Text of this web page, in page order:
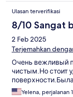
Ulasan terverifikasi
8/10 Sangat
2 Feb 2025
Terjemahkan
Очень вежливый
чистым.Но стоит
Yelena, perjalanan